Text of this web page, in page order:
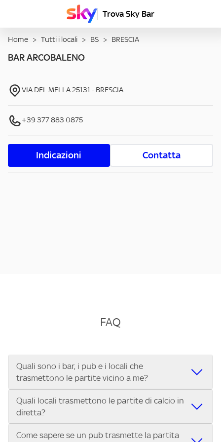
Trova Sky Bar
Home > Tutti i locali > BS > BRESCIA
BAR ARCOBALENO
VIA DEL MELLA25131 - BRESCIA
+39 377 883 0875
Indicazioni Contatta
FAQ
Quali sono i bar, i pub e i locali che
trasmettono le partite vicino a me?
Se cerchi un bar, pub, ristorante o locale vicino a te per
vedere le partite di Serie A ENILIVE, la Serie C Sky Wifi, la
UEFA Champions League, la UEFA Europa League, la UEFA
Conference League, il Tennis, la Formula 1®, la MotoGP™ e
Quali locali trasmettono le partite di calcio in
diretta?
Vuoi sapere quali bar, pub o ristoranti mostrano le partite
Come sapere se un pub trasmette la partita